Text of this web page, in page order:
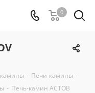
0
- Печи-камины -
- Печь-камин АСТОВ